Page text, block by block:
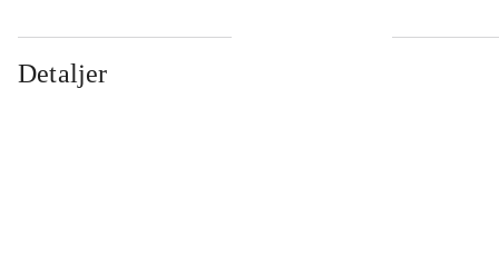
Detaljer